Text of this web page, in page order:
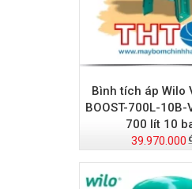
Bình tích áp Wilo
BOOST-700L-10B-
700 lít 10
39.970.000